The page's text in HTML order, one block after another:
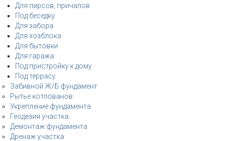
Для пирсов, причалов
Под беседку
Для забора
Для хозблока
Для бытовки
Для гаража
Под пристройку к дому
Под террасу
Забивной Ж/Б фундамент
Рытье котлованов
Укрепление фундамента
Геодезия участка
Демонтаж фундамента
Дренаж участка